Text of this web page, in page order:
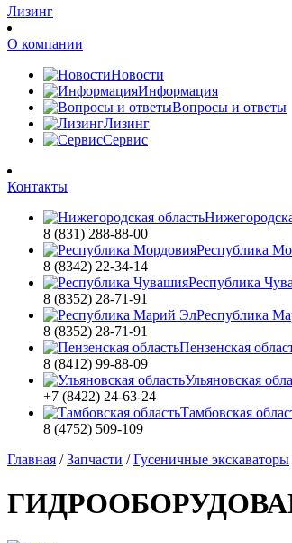
Лизинг
О компании
Новости
Информация
Вопросы и ответы
Лизинг
Сервис
Контакты
8 (831) 288-88-00
Республика
8 (8342) 22-34-14
Республика
8 (8352) 28-71-91
Республика
8 (8352) 28-71-91
Пензенская
8 (8412) 99-88-09
Ульяновская
+7 (8422) 24-63-24
Тамбовская
8 (4752) 509-109
Главная /Запчасти /Гусеничные экскаваторы